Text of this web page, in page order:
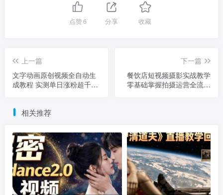
点赞6 分享 收藏
上一篇
文字动画原创视频全自动生
成教程 实测单日涨粉超千实
下一篇
餐饮店短视频摄影实战教学
零基础掌握拍摄运营全流程
相关推荐